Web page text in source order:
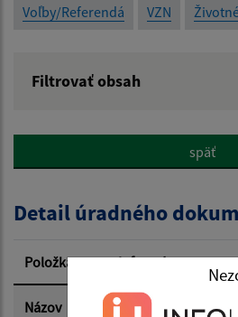
Voľby/Referendá VZN
Filtrovať obsah
Popis:
Dátum zverejnenia od:
Dátum zverejnenia do:
späť
Detail úradného
Položka Informácia
Názov